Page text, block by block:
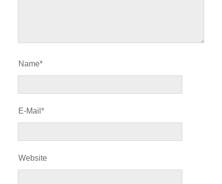
Name*
E-Mail*
Website